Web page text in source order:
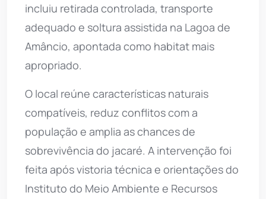
incluiu retirada controlada, transporte
adequado e soltura assistida na Lagoa de
Amâncio, apontada como habitat mais
apropriado.
O local reúne características naturais
compatíveis, reduz conflitos com a
população e amplia as chances de
sobrevivência do jacaré. A intervenção foi
feita após vistoria técnica e orientações do
Instituto do Meio Ambiente e Recursos